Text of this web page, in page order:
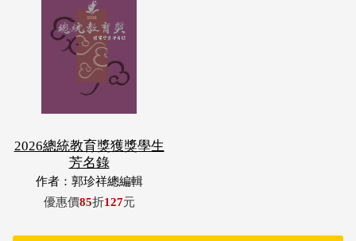
2026總統教育獎獲獎學生
芳名錄
作者：郭珍祥總編輯
優惠價85折127元